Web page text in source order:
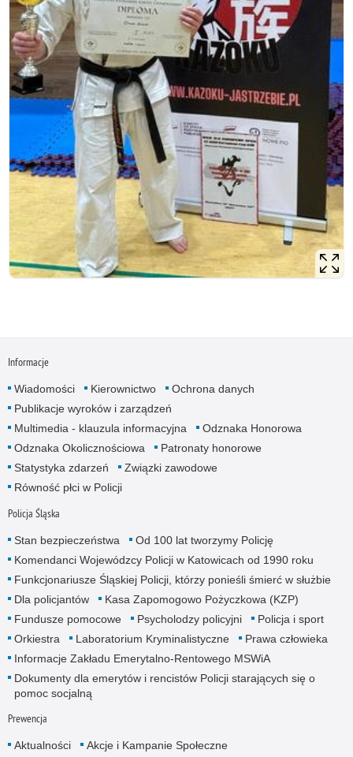
Informacje
Wiadomości Kierownictwo
Ochrona danych
Publikacje wyroków i zarządzeń
Multimedia - klauzula informacyjna
Odznaka Honorowa
Odznaka Okolicznościowa
Patronaty honorowe
Statystyka zdarzeń
Związki zawodowe
Równość płci w Policji
Policja Śląska
Stan bezpieczeństwa
Od 100 lat tworzymy Policję
Komendanci Wojewódzcy Policji w Katowicach od 1990 roku
Funkcjonariusze Śląskiej Policji, którzy ponieśli śmierć w służbie
Dla policjantów
Kasa Zapomogowo Pożyczkowa (KZP)
Fundusze pomocowe
Psycholodzy policyjni
Policja i sport
Orkiestra
Laboratorium Kryminalistyczne
Prawa człowieka
Informacje Zakładu Emerytalno-Rentowego MSWiA
Dokumenty dla emerytów i rencistów Policji starających się o
pomoc socjalną
Prewencja
Aktualności
Akcje i Kampanie Społeczne